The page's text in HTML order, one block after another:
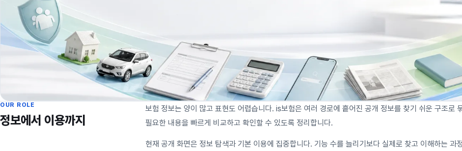
OUR ROLE
정보에서 이용까지
보험 정보는 양이 많고 표현도 어렵습니다. is보험은 여러 경로에 흩어진 공개 정보를 찾기 쉬운 구조로
필요한 내용을 빠르게 비교하고 확인할 수 있도록 정리합니다.
현재 공개 화면은 정보 탐색과 기본 이용에 집중합니다. 기능 수를 늘리기보다 실제로 찾고 이해하는 과